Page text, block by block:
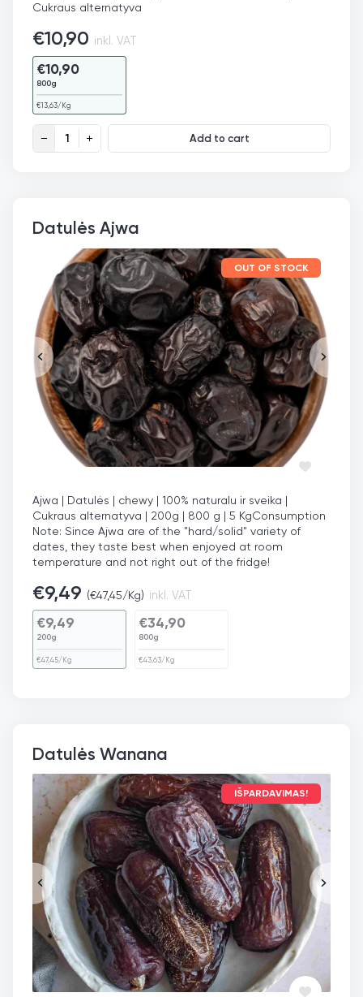
Cukraus alternatyva
€10,90 inkl. VAT
€10,90
800g
€13,63/Kg
Datulės Barhi quantity Add to cart
Datulės Ajwa
OUT OF STOCK
Ajwa | Datulės | chewy | 100% naturalu ir sveika |
Cukraus alternatyva | 200g | 800 g | 5 KgConsumption
Note: Since Ajwa are of the "hard/solid" variety of
dates, they taste best when enjoyed at room
temperature and not right out of the fridge!
€9,49 (€47,45/Kg) inkl. VAT
€9,49
200g
€47,45/Kg
€34,90
800g
€43,63/Kg
Datulės Wanana
IŠPARDAVIMAS!